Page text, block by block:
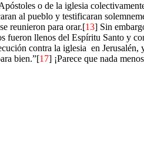
o de la iglesia
al pueblo y testificaran
reunieron para orar.[13] Sin
fueron llenos del Espíritu Santo y
contra la iglesia en Jerusalén,
bien.”[17] ¡Parece que nada